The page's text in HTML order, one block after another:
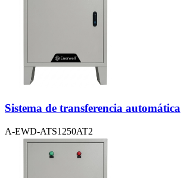
Sistema de transferencia automática
A-EWD-ATS1250AT2